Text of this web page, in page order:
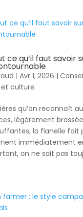
ce qu’il faut savoir
| Avr 1, 2026 |
et culture
qu’on reconnaît
légèrement
la flanelle fait
immédiatement
on ne sait pas